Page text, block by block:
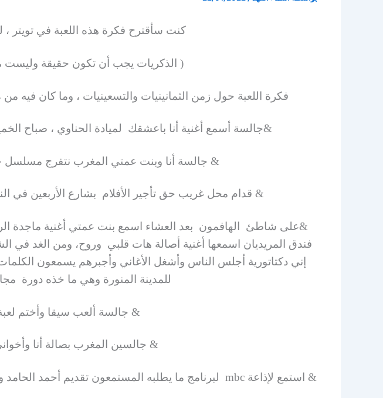
كنت سأقترح فكرة هذه اللعبة في
( الذكريات يجب أن تكون حقيقة
فكرة اللعبة حول زمن الثمانينيات والتسعينيات ، وما كان
&جالسة أسمع أغنية أنا باعشقك لميادة الحناوي ، صباح
& جالسة أنا وبنت عمتي المغرب نتفرج
& قدام محل غريب حق تأجير الأفلام بشارع الأربعين في
&على شاطئ الهافمون بعد العشاء اسمع بنت عمتي أغنية
فندق المريديان اسمعها أغنية أصالة هات قلبي وروح، ومن الغد
إني دكتاتورية أجلس الناس وأشغل الأغاني وأجبرهم يسمعون
للمدينة المنورة وهي ما خذه دورة
& جالسة ألعب سيقا وأختم
& جالسين المغرب بصالة أنا
& استمع لإذاعة mbc لبرنامج ما يطلبه المستمعون تقديم أحمد الحامد وأميرة الفضل ، وسعود الدوسري رحمه الله، واحد يطلب أغنية كدا كدا يا تريلا